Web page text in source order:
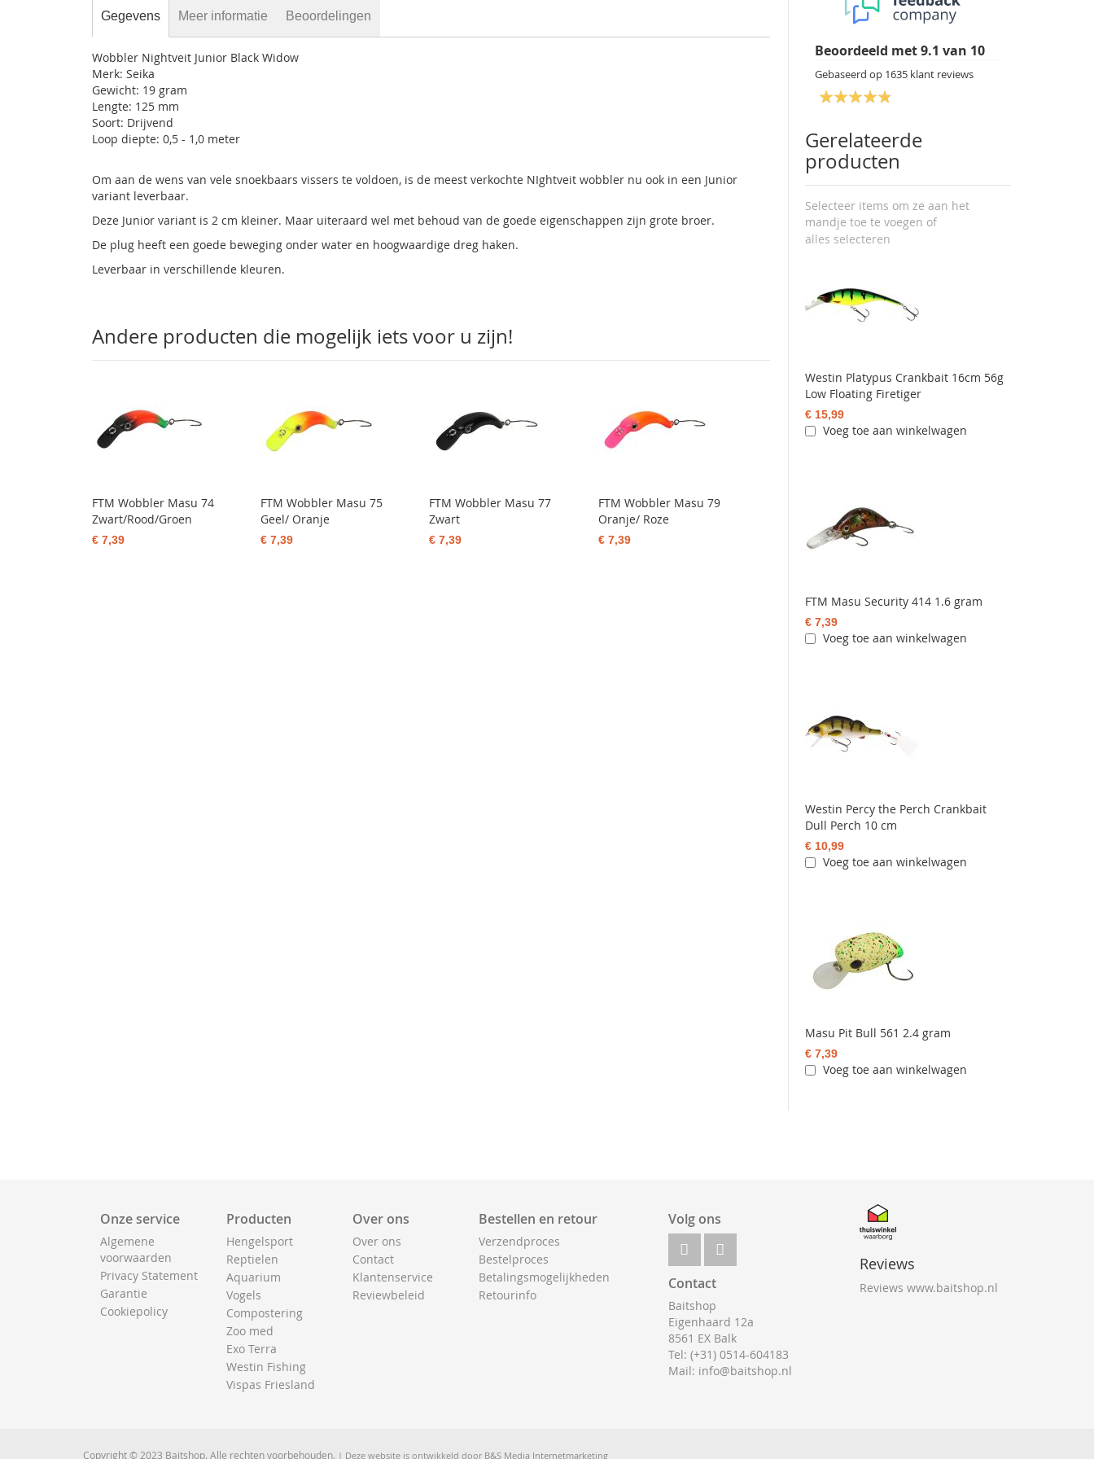
Beoordeeld met9.1 van 10
Gebaseerd op 1635 klant reviews
Gerelateerde
producten
Selecteer items om ze aan het
mandje toe te voegen of
alles selecteren
Westin Platypus Crankbait 16cm 56g
Low Floating Firetiger
€ 15,99
Voeg toe aan winkelwagen
FTM Masu Security 414 1.6 gram
€ 7,39
Voeg toe aan winkelwagen
Westin Percy the Perch Crankbait
Dull Perch 10 cm
€ 10,99
Voeg toe aan winkelwagen
Masu Pit Bull 561 2.4 gram
€ 7,39
Voeg toe aan winkelwagen
Gegevens
Wobbler Nightveit Junior Black Widow
Merk: Seika
Gewicht: 19 gram
Lengte: 125 mm
Soort: Drijvend
Loop diepte: 0,5 - 1,0 meter
Om aan de wens van vele snoekbaars vissers te voldoen, is de meest verkochte NIghtveit wobbler nu ook in een Junior
variant leverbaar.
Deze Junior variant is 2 cm kleiner. Maar uiteraard wel met behoud van de goede eigenschappen zijn grote broer.
De plug heeft een goede beweging onder water en hoogwaardige dreg haken.
Leverbaar in verschillende kleuren.
Meer informatie Beoordelingen
Andere producten die mogelijk iets voor u zijn!
FTM Wobbler Masu 74
Zwart/Rood/Groen
€ 7,39
FTM Wobbler Masu 75
Geel/ Oranje
€ 7,39
FTM Wobbler Masu 77
Zwart
€ 7,39
FTM Wobbler Masu 79
Oranje/ Roze
€ 7,39
Onze service
Algemene
voorwaarden
Privacy Statement
Garantie
Cookiepolicy
Producten
Hengelsport
Reptielen
Aquarium
Vogels
Compostering
Zoo med
Exo Terra
Westin Fishing
Vispas Friesland
Over ons
Over ons
Contact
Klantenservice
Reviewbeleid
Bestellen en retour
Verzendproces
Bestelproces
Betalingsmogelijkheden
Retourinfo
Volg ons
Contact
Baitshop
Eigenhaard 12a
8561 EX Balk
Tel: (+31) 0514-604183
Mail: info@baitshop.nl
Reviews
Reviews www.baitshop.nl
Copyright © 2023 Baitshop. Alle rechten voorbehouden. | Deze website is ontwikkeld door B&S Media Internetmarketing